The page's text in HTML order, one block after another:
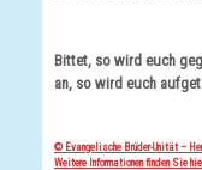
Bittet, so wird euch
an, so wird euch
© Evangelische Brüder-Unität –
Weitere Informationen finden Sie